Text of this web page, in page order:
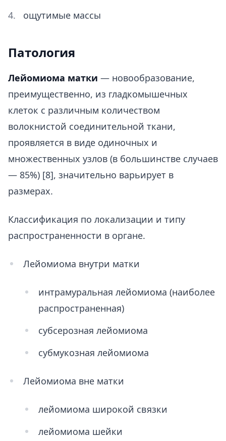
ощутимые массы
Патология
Лейомиома матки — новообразование,
преимущественно, из гладкомышечных
клеток с различным количеством
волокнистой соединительной ткани,
проявляется в виде одиночных и
множественных узлов (в большинстве случаев
— 85%) [8], значительно варьирует в
размерах.
Классификация по локализации и типу
распространенности в органе.
Лейомиома внутри матки
интрамуральная лейомиома (наиболее
распространенная)
субсерозная лейомиома
субмукозная лейомиома
Лейомиома вне матки
лейомиома широкой связки
лейомиома шейки